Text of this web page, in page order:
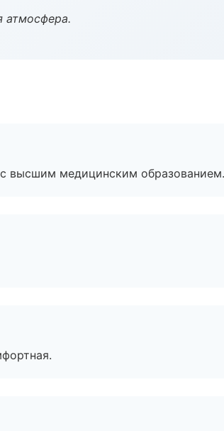
атмосфера.
высшим медицинским образованием.